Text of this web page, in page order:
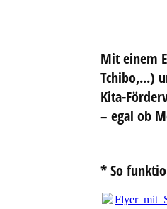
Mit einem
Tchibo,...)
Kita-
– egal ob
* So